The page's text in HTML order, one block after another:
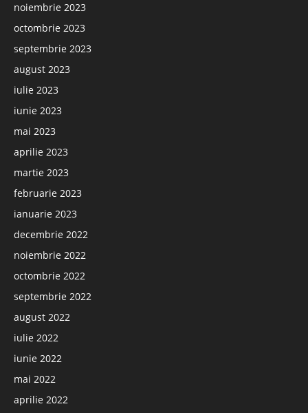
noiembrie 2023
octombrie 2023
septembrie 2023
august 2023
iulie 2023
iunie 2023
mai 2023
aprilie 2023
martie 2023
februarie 2023
ianuarie 2023
decembrie 2022
noiembrie 2022
octombrie 2022
septembrie 2022
august 2022
iulie 2022
iunie 2022
mai 2022
aprilie 2022